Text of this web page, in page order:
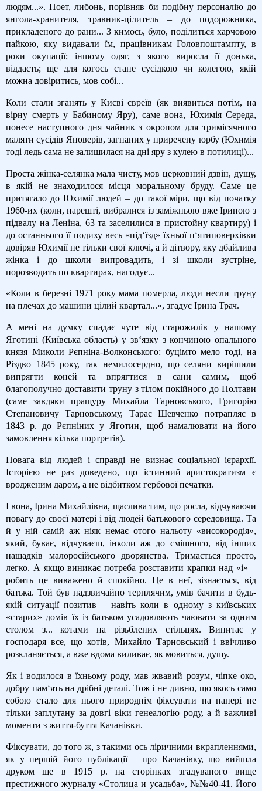
людям...». Поет, либонь, порівняв би подібну персоналію до
янгола-хранителя, травник-цілитель – до подорожника,
прикладеного до рани... З кимось, було, поділиться харчовою
пайкою, яку видавали їм, працівникам Головпоштампту, в
роки окупації; іншому одяг, з якого виросла її донька,
віддасть; ще для когось стане сусідкою чи колегою, якій
можна довіритись, мов собі...
Коли стали зганять у Києві євреїв (як виявиться потім, на
вірну смерть у Бабиному Яру), саме вона, Юхимія Середа,
понесе наступного дня чайник з окропом для тримісячного
маляти сусідів Яноверів, загнаних у приречену юрбу (Юхимія
тоді ледь сама не залишилася на дні яру з кулею в потилиці)...
Проста жінка-селянка мала чисту, мов церковний дзвін, душу,
в якій не знаходилося місця моральному бруду. Саме це
притягало до Юхимії людей – до такої міри, що від початку
1960-их (коли, нарешті, вибралися із заміжньою вже Іриною з
підвалу на Леніна, 63 та заселилися в пристойну квартиру) і
до останнього її подиху весь «під‘їзд» їхньої п‘ятиповерхівки
довіряв Юхимії не тільки свої ключі, а й дітвору, яку дбайлива
жінка і до школи випровадить, і зі школи зустріне,
порозводить по квартирах, нагодує...
«Коли в березні 1971 року мама померла, люди несли труну
на плечах до машини цілий квартал...», згадує Ірина Трач.
А мені на думку спадає чуте від старожилів у нашому
Яготині (Київська область) у зв‘язку з кончиною опального
князя Миколи Рєпніна-Волконського: буцімто мело тоді, на
Різдво 1845 року, так немилосердно, що селяни вирішили
випрягти коней та впрягтися в сани самим, щоб
благополучно доставити труну з тілом покійного до Полтави
(саме завдяки пращуру Михайла Тарновського, Григорію
Степановичу Тарновському, Тарас Шевченко потрапляє в
1843 р. до Рєпніних у Яготин, щоб намалювати на його
замовлення кілька портретів).
Повага від людей і справді не визнає соціальної ієрархії.
Історією не раз доведено, що істинний аристократизм є
вродженим даром, а не відбитком гербової печатки.
І вона, Ірина Михайлівна, щаслива тим, що росла, відчуваючи
повагу до своєї матері і від людей батькового середовища. Та
й у ній самій аж ніяк немає отого нальоту «високородія»,
який, буває, відчуваєш, інколи аж до смішного, від інших
нащадків малоросійського дворянства. Тримається просто,
легко. А якщо виникає потреба розставити крапки над «і» –
робить це виважено й спокійно. Це в неї, зізнається, від
батька. Той був надзвичайно терплячим, умів бачити в будь-
якій ситуації позитив – навіть коли в одному з київських
«старих» домів їх із батьком усадовляють чаювати за одним
столом з... котами на різьблених стільцях. Випитає у
господаря все, що хотів, Михайло Тарновський і ввічливо
розкланяється, а вже вдома виливає, як мовиться, душу.
Як і водилося в їхньому роду, мав жвавий розум, чіпке око,
добру пам‘ять на дрібні деталі. Тож і не дивно, що якось само
собою стало для нього природнім фіксувати на папері не
тільки заплутану за довгі віки генеалогію роду, а й важливі
моменти з життя-буття Качанівки.
Фіксувати, до того ж, з такими ось ліричними вкрапленнями,
як у першій його публікації – про Качанівку, що вийшла
друком ще в 1915 р. на сторінках згадуваного вище
престижного журналу «Столица и усадьба», №№40-41. Його